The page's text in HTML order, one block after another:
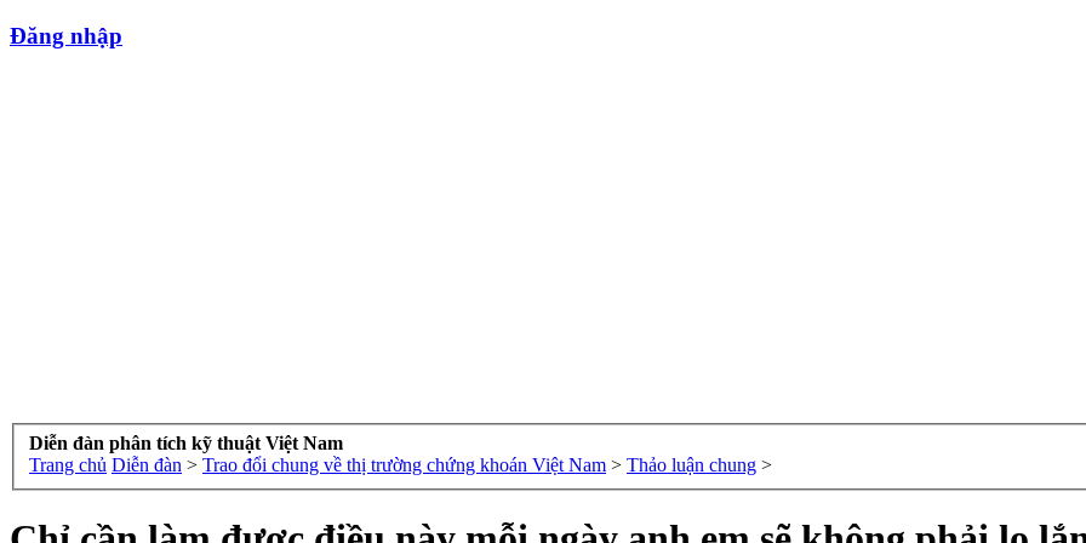
Đăng nhập
Diễn đàn phân tích kỹ thuật Việt Nam
Trang chủ Diễn đàn > Trao đổi chung về thị trường chứng khoán Việt Nam > Thảo luận chung >